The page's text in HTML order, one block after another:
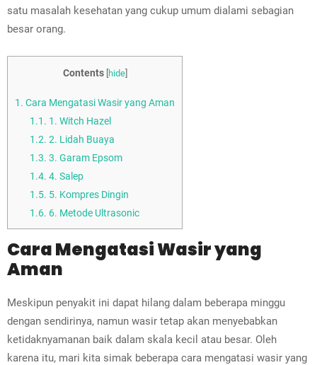
satu masalah kesehatan yang cukup umum dialami sebagian
besar orang.
Contents hide]
1. Cara Mengatasi Wasir yang Aman
1.1. 1. Witch Hazel
1.2. 2. Lidah Buaya
1.3. 3. Garam Epsom
1.4. 4. Salep
1.5. 5. Kompres Dingin
1.6. 6. Metode Ultrasonic
Cara Mengatasi Wasir yang
Aman
Meskipun penyakit ini dapat hilang dalam beberapa minggu
dengan sendirinya, namun wasir tetap akan menyebabkan
ketidaknyamanan baik dalam skala kecil atau besar. Oleh
karena itu, mari kita simak beberapa cara mengatasi wasir yang